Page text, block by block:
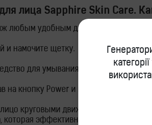
лица Sapphire Skin Care.
любым удобным для Вас средством.
и намочите щетку.
для умывания (гель, пенку, мусс)
на кнопку Power и выберете
круговыми движениями. При
которая эффективно удаляет